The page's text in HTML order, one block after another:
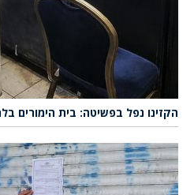
הקזינו נפל בפשיטה: בית הימורים